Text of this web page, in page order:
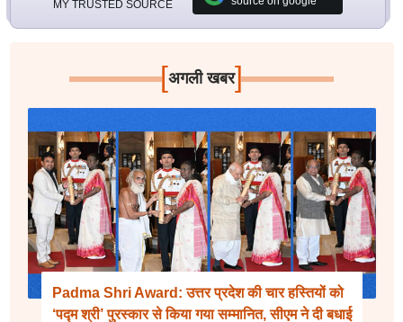
MY TRUSTED SOURCE
[अगली खबर]
Padma Shri Award: उत्तर प्रदेश की चार हस्तियों को
‘पद्म श्री’ पुरस्कार से किया गया सम्मानित, सीएम ने दी बधाई